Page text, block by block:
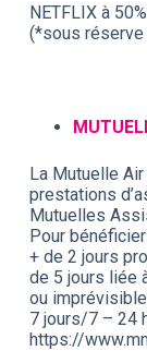
NETFLIX à
(*sous
La Mutuelle
prestations
Mutuelles
Pour
+ de 2 jours
de 5 jours liée
ou
7 jours/7 – 24
https://